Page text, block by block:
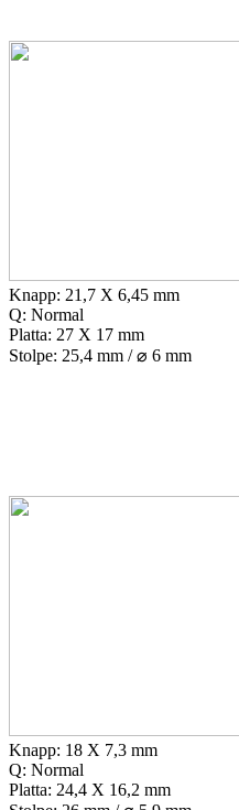
Knapp: 21,7 X 6,45 mm
Q: Normal
Platta: 27 X 17 mm
Stolpe: 25,4 mm / ⌀ 6 mm
Knapp: 18 X 7,3 mm
Q: Normal
Platta: 24,4 X 16,2 mm